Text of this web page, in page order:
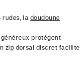
rudes, la doudoune
protègent
zip dorsal discret facilite